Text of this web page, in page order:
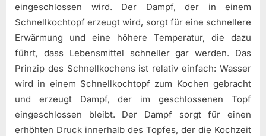
eingeschlossen wird. Der Dampf, der in einem
Schnellkochtopf erzeugt wird, sorgt für eine schnellere
Erwärmung und eine höhere Temperatur, die dazu
führt, dass Lebensmittel schneller gar werden. Das
Prinzip des Schnellkochens ist relativ einfach: Wasser
wird in einem Schnellkochtopf zum Kochen gebracht
und erzeugt Dampf, der im geschlossenen Topf
eingeschlossen bleibt. Der Dampf sorgt für einen
erhöhten Druck innerhalb des Topfes, der die Kochzeit